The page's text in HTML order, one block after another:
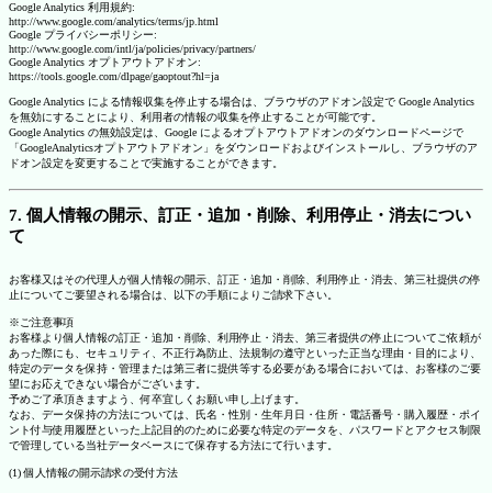
Google Analytics 利用規約:
http://www.google.com/analytics/terms/jp.html
Google プライバシーポリシー:
http://www.google.com/intl/ja/policies/privacy/partners/
Google Analytics オプトアウトアドオン:
https://tools.google.com/dlpage/gaoptout?hl=ja
Google Analytics による情報収集を停止する場合は、ブラウザのアドオン設定で Google Analytics
を無効にすることにより、利用者の情報の収集を停止することが可能です。
Google Analytics の無効設定は、Google によるオプトアウトアドオンのダウンロードページで
「GoogleAnalyticsオプトアウトアドオン」をダウンロードおよびインストールし、ブラウザのア
ドオン設定を変更することで実施することができます。
7. 個人情報の開示、訂正・追加・削除、利用停止・消去につい
て
お客様又はその代理人が個人情報の開示、訂正・追加・削除、利用停止・消去、第三社提供の停
止についてご要望される場合は、以下の手順によりご請求下さい。
※ご注意事項
お客様より個人情報の訂正・追加・削除、利用停止・消去、第三者提供の停止についてご依頼が
あった際にも、セキュリティ、不正行為防止、法規制の遵守といった正当な理由・目的により、
特定のデータを保持・管理または第三者に提供等する必要がある場合においては、お客様のご要
望にお応えできない場合がございます。
予めご了承頂きますよう、何卒宜しくお願い申し上げます。
なお、データ保持の方法については、氏名・性別・生年月日・住所・電話番号・購入履歴・ポイ
ント付与使用履歴といった上記目的のために必要な特定のデータを、パスワードとアクセス制限
で管理している当社データベースにて保存する方法にて行います。
(1) 個人情報の開示請求の受付方法